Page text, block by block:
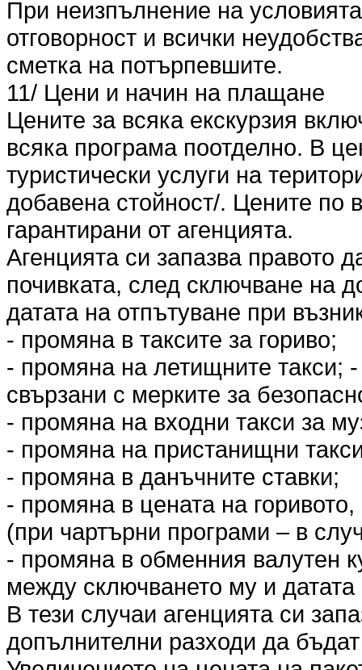
При неизпълнение на
отговорност и всички
сметка на потърпевшите.
11/ Цени и начин на плащане
Цените за всяка екскурзия
всяка програма поотделно. В
туристически услуги на
добавена стойност/. Цените по
гарантирани от агенцията.
Агенцията си запазва правото
почивката, след сключване на
датата на отпътуване при
- промяна в таксите за гориво;
- промяна на летищните такси;
свързани с мерките за
- промяна на входни такси за
- промяна на пристанищни
- промяна в данъчните ставки;
- промяна в цената на
(при чартърни програми – в
- промяна в обменния валутен
между сключването му и датата
В тези случаи агенцията си
допълнителни разходи да